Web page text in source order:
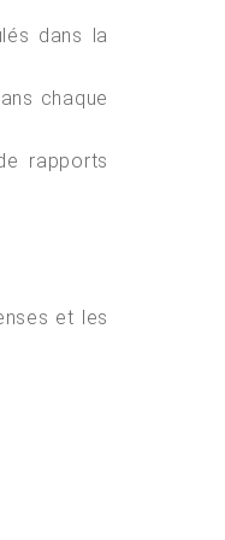
dans la
chaque
rapports
et les